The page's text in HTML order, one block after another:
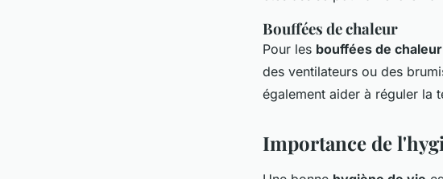
Bouffées de chaleur
Pour les bouffées de chaleur
des ventilateurs ou des
également aider à réguler la
Importance de